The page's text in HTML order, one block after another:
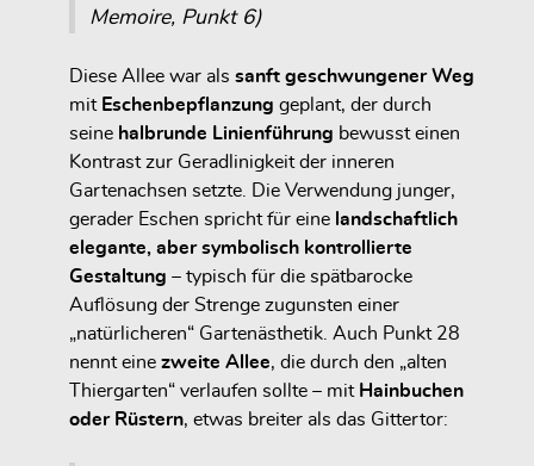
Memoire, Punkt 6)
Diese Allee war als sanft geschwungener Weg
mit Eschenbepflanzung geplant, der durch
seine halbrunde Linienführung bewusst einen
Kontrast zur Geradlinigkeit der inneren
Gartenachsen setzte. Die Verwendung junger,
gerader Eschen spricht für eine landschaftlich
elegante, aber symbolisch kontrollierte
Gestaltung – typisch für die spätbarocke
Auflösung der Strenge zugunsten einer
„natürlicheren“ Gartenästhetik. Auch Punkt 28
nennt eine zweite Allee, die durch den „alten
Thiergarten“ verlaufen sollte – mit Hainbuchen
oder Rüstern, etwas breiter als das Gittertor: